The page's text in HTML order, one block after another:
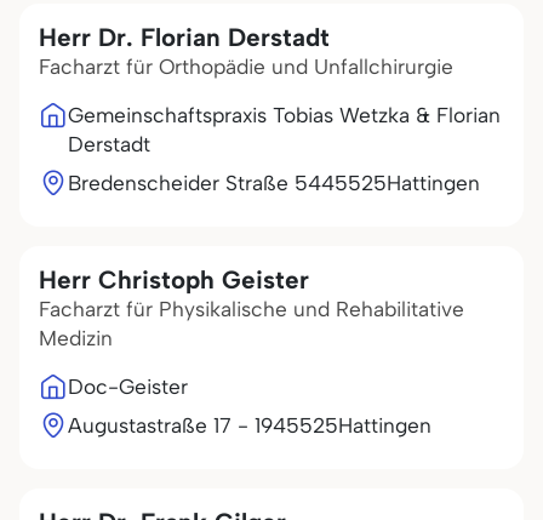
Herr Dr. Florian Derstadt
Facharzt für Orthopädie und Unfallchirurgie
Gemeinschaftspraxis Tobias Wetzka & Florian
Derstadt
Bredenscheider Straße 5445525Hattingen
Herr Christoph Geister
Facharzt für Physikalische und Rehabilitative
Medizin
Doc-Geister
Augustastraße 17 - 1945525Hattingen